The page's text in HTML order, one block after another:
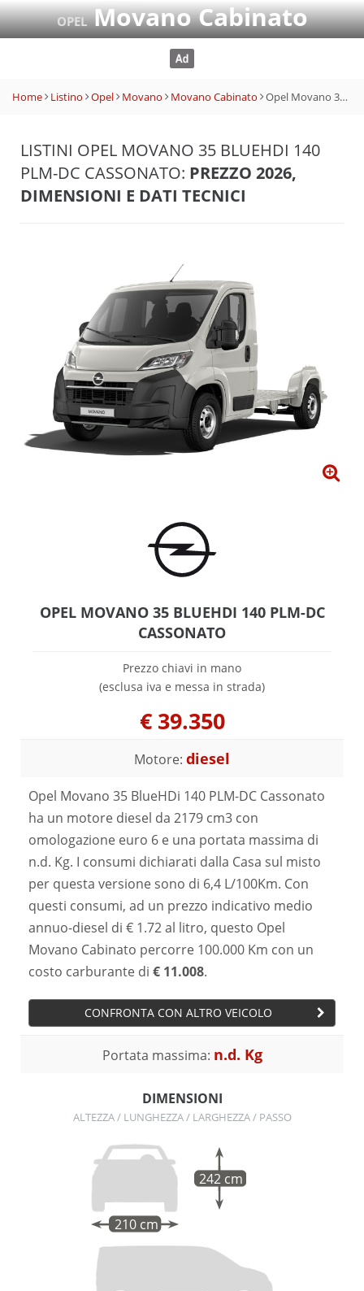
OPELMovano Cabinato
Home Listino Opel Movano Movano Cabinato Opel Movano 35 BlueHDi 140 PLM-DC Cassonato
LISTINI OPEL MOVANO 35 BLUEHDI 140
PLM-DC CASSONATO: PREZZO 2026,
DIMENSIONI E DATI TECNICI
OPEL MOVANO 35 BLUEHDI 140 PLM-DC
CASSONATO
Prezzo chiavi in mano
(esclusa iva e messa in strada)
€ 39.350
Motore: diesel
Opel Movano 35 BlueHDi 140 PLM-DC Cassonato
ha un motore diesel da 2179 cm3 con
omologazione euro 6 e una portata massima di
n.d. Kg. I consumi dichiarati dalla Casa sul misto
per questa versione sono di 6,4 L/100Km. Con
questi consumi, ad un prezzo indicativo medio
annuo-diesel di € 1.72 al litro, questo Opel
Movano Cabinato percorre 100.000 Km con un
costo carburante di € 11.008.
CONFRONTA CON ALTRO VEICOLO
Portata massima: n.d. Kg
DIMENSIONI
ALTEZZA / LUNGHEZZA / LARGHEZZA / PASSO
210 cm
242 cm